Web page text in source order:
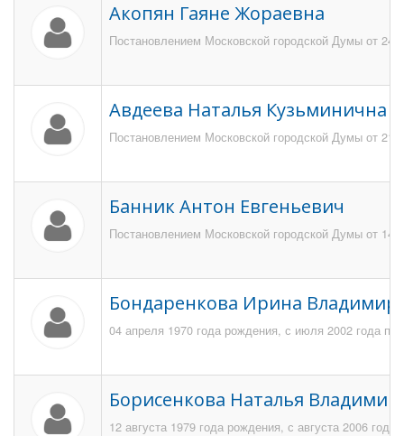
Акопян Гаяне Жораевна
Постановлением Московской городской Думы от 24
Авдеева Наталья Кузьминична
Постановлением Московской городской Думы от
Банник Антон Евгеньевич
Постановлением Московской городской Думы от 14
Бондаренкова Ирина
04 апреля 1970 года рождения, с июля 2002 года
Борисенкова Наталья
12 августа 1979 года рождения, с августа 2006